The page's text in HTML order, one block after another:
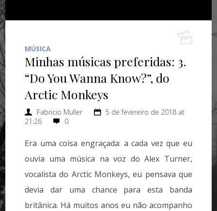
MÚSICA
Minhas músicas preferidas: 3.
“Do You Wanna Know?”, do
Arctic Monkeys
Fabricio Muller
5 de fevereiro de 2018 at
21:26
0
Era uma coisa engraçada: a cada vez que eu
ouvia uma música na voz do Alex Turner,
vocalista do Arctic Monkeys, eu pensava que
devia dar uma chance para esta banda
britânica. Há muitos anos eu não acompanho